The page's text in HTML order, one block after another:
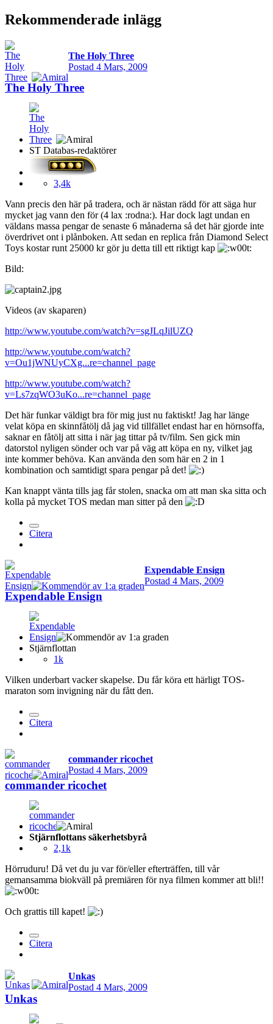
Rekommenderade inlägg
The Holy Three
Postad 4 Mars, 2009
The Holy Three
ST Databas-redaktörer
3,4k
Vann precis den här på tradera, och är nästan rädd för att säga hur
mycket jag vann den för (4 lax :rodna:). Har dock lagt undan en
väldans massa pengar de senaste 6 månaderna så det här gjorde inte
överdrivet ont i plånboken. Att sedan en replica från Diamond Select
Toys kostar runt 25000 kr gör ju detta till ett riktigt kap
Bild:
Videos (av skaparen)
http://www.youtube.com/watch?v=sgJLqJilUZQ
http://www.youtube.com/watch?
v=Ou1jWNUyCXg...re=channel_page
http://www.youtube.com/watch?
v=Ls7zqWO3uKo...re=channel_page
Det här funkar väldigt bra för mig just nu faktiskt! Jag har länge
velat köpa en skinnfåtölj då jag vid tillfället endast har en hörnsoffa,
saknar en fåtölj att sitta i när jag tittar på tv/film. Sen gick min
datorstol nyligen sönder och var på väg att köpa en ny, vilket jag
inte kommer behöva. Kan använda den som här en 2 in 1
kombination och samtidigt spara pengar på det!
Kan knappt vänta tills jag får stolen, snacka om att man ska sitta och
kolla på mycket TOS medan man sitter på den
Citera
Expendable Ensign
Postad 4 Mars, 2009
Expendable Ensign
Stjärnflottan
1k
Vilken underbart vacker skapelse. Du får köra ett härligt TOS-
maraton som invigning när du fått den.
Citera
commander ricochet
Postad 4 Mars, 2009
commander ricochet
Stjärnflottans säkerhetsbyrå
2,1k
Hörruduru! Då vet du ju var för/eller efterträffen, till vår
gemansamma biokväll på premiären för nya filmen kommer att bli!!
Och grattis till kapet!
Citera
Unkas
Postad 4 Mars, 2009
Unkas